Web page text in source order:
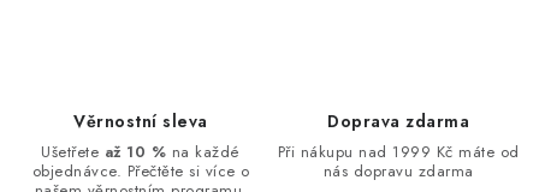
Věrnostní sleva
Ušetřete až 10 % na každé
objednávce. Přečtěte si více o
Doprava zdarma
Při nákupu nad 1999 Kč máte od
nás dopravu zdarma